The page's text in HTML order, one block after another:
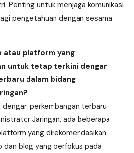
Penting untuk menjaga komunikasi
pengetahuan dengan sesama
atau platform yang
untuk tetap terkini dengan
dalam bidang
perkembangan terbaru
Jaringan, ada beberapa
yang direkomendasikan.
dan blog yang berfokus pada